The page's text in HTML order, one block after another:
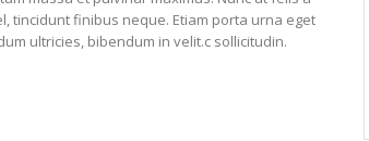
tincidunt finibus neque. Etiam porta urna eget
ultricies, bibendum in velit.c sollicitudin.